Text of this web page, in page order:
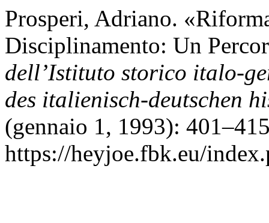
Prosperi, Adriano.
Disciplinamento: Un
dell’Istituto storico italo-
des italienisch-deutschen
(gennaio 1, 1993):
https://heyjoe.fbk.eu/